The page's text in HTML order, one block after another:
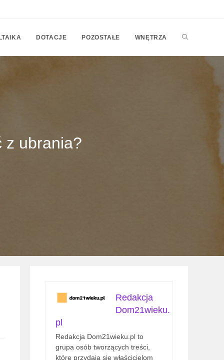
DOTACJE POZOSTAŁE WNĘTRZA TOGGLE
z ubrania?
Redakcja
Dom21wieku.
pl
Redakcja Dom21wieku.pl to
grupa osób tworzących treści,
które przydają się właścicielom